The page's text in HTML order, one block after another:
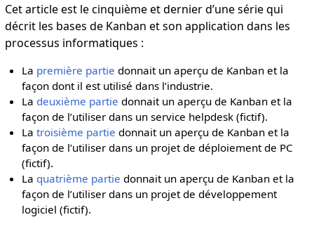
Cet article est le cinquième et dernier d’une série qui
décrit les bases de Kanban et son application dans les
processus informatiques :
La première partie donnait un aperçu de Kanban et la
façon dont il est utilisé dans l’industrie.
La deuxième partie donnait un aperçu de Kanban et la
façon de l’utiliser dans un service helpdesk (fictif).
Latroisième partie donnait un aperçu de Kanban et la
façon de l’utiliser dans un projet de déploiement de PC
(fictif).
La quatrième partie donnait un aperçu de Kanban et la
façon de l’utiliser dans un projet de développement
logiciel (fictif).